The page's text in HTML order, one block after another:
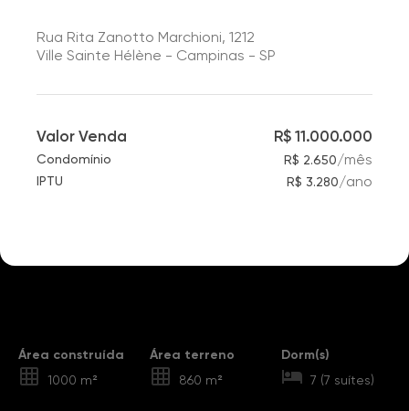
Rua Rita Zanotto Marchioni, 1212
Ville Sainte Hélène - Campinas - SP
Valor Venda R$ 11.000.000
Condomínio R$ 2.650/mês
IPTU R$ 3.280/ano
Área construída
1000 m²
Área terreno
860 m²
Dorm(s)
7 (7 suítes)